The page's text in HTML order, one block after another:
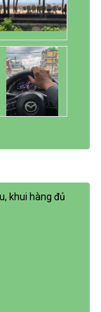
khui hàng đủ